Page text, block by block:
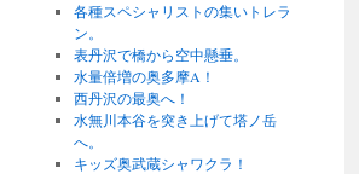
各種スペシャリストの集いトレラ
ン。
表丹沢で橋から空中懸垂。
水量倍増の奥多摩A！
西丹沢の最奥へ！
水無川本谷を突き上げて塔ノ岳
へ。
キッズ奥武蔵シャワクラ！